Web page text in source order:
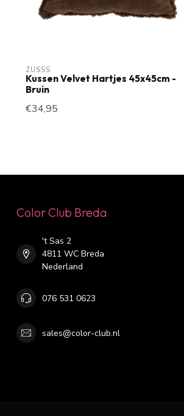
ZUSSS
Kussen Velvet Hartjes 45x45cm -
Bruin
€34,95
Color Club Breda
't Sas 2
4811 WC Breda
Nederland
076 531 0623
sales@color-club.nl